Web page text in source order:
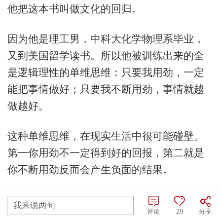
他把这本书叫做文化的回归。
因为他是理工男，中科大化学物理系毕业，
又到美国留学读书。所以他被训练出来的全
是逻辑理性的单维思维：只要我用劲，一定
能把事情做好；只要我不断用劲，事情就越
做越好。
这种单维思维，在现实生活中很可能碰壁。
第一你用劲不一定得到好的回报，第二就是
你不断用劲反而会产生负面的结果。
所以，他带着对内心困境的深度思考，在这
本书中梳理了中国文化的修心之法，并融合
我来说两句
分享
29
评论